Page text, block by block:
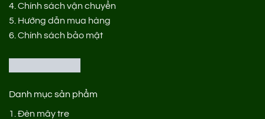
4. Chính sách vận chuyển
5. Hướng dẫn mua hàng
6. Chính sách bảo mật
Danh mục sản phẩm
1. Đèn mây tre